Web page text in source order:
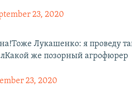
23, 2020
Лукашенко: я проведу
же позорный агрофюрер
23, 2020